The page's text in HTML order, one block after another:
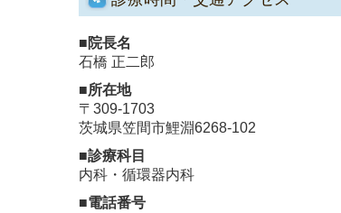
■院長名
石橋 正二郎
■所在地
〒309-1703
茨城県笠間市鯉淵6268-102
■診療科目
内科・循環器内科
■電話番号